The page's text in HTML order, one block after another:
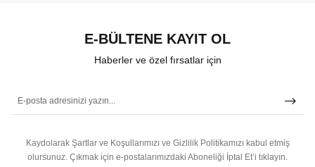
E-BÜLTENE KAYIT OL
Haberler ve özel fırsatlar için
Kaydolarak Şartlar ve Koşullarımızı ve Gizlilik Politikamızı kabul etmiş
olursunuz. Çıkmak için e-postalarımızdaki Aboneliği İptal Et’i tıklayın.